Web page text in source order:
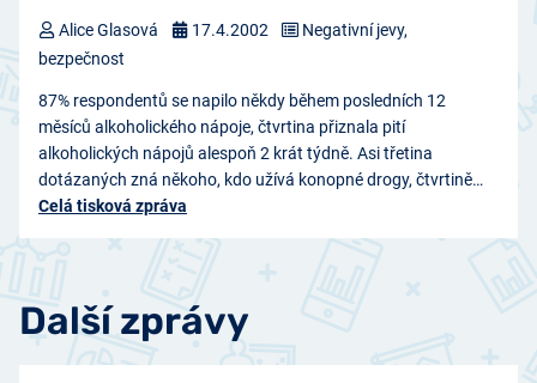
87% respondentů se napilo někdy během posledních 12
měsíců alkoholického nápoje, čtvrtina přiznala pití
alkoholických nápojů alespoň 2 krát týdně. Asi třetina
dotázaných zná někoho, kdo užívá konopné drogy, čtvrtině…
Celá tisková zpráva
Alice Glasová 17.4.2002
Negativní jevy,
bezpečnost
Další zprávy